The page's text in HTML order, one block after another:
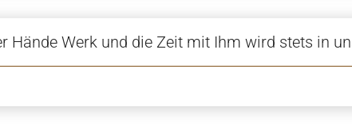
Hände Werk und die Zeit mit Ihm wird stets in